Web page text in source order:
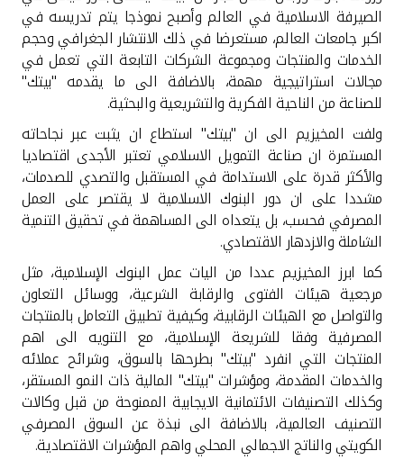
تركيا
مصر
المملكة المتحدة
مملكة البحرين
الصيرفة الاسلامية في العالم وأصبح نموذجا يتم تدريسه في
اكبر جامعات العالم، مستعرضا في ذلك الانتشار الجغرافي وحجم
الخدمات والمنتجات ومجموعة الشركات التابعة التي تعمل في
مجالات استراتيجية مهمة، بالاضافة الى ما يقدمه "بيتك"
للصناعة من الناحية الفكرية والتشريعية والبحثية.
ولفت المخيزيم الى ان "بيتك" استطاع ان يثبت عبر نجاحاته
المستمرة ان صناعة التمويل الاسلامي تعتبر الأجدى اقتصاديا
والأكثر قدرة على الاستدامة في المستقبل والتصدي للصدمات،
مشددا على ان دور البنوك الاسلامية لا يقتصر على العمل
المصرفي فحسب، بل يتعداه الى المساهمة في تحقيق التنمية
الشاملة والازدهار الاقتصادي.
كما ابرز المخيزيم عددا من اليات عمل البنوك الإسلامية، مثل
مرجعية هيئات الفتوى والرقابة الشرعية، ووسائل التعاون
والتواصل مع الهيئات الرقابية، وكيفية تطبيق التعامل بالمنتجات
المصرفية وفقا للشريعة الإسلامية، مع التنويه الى اهم
المنتجات التي انفرد "بيتك" بطرحها بالسوق، وشرائح عملائه
والخدمات المقدمة، ومؤشرات "بيتك" المالية ذات النمو المستقر،
وكذلك التصنيفات الائتمانية الايجابية الممنوحة من قبل وكالات
التصنيف العالمية، بالاضافة الى نبذة عن السوق المصرفي
الكويتي والناتج الاجمالي المحلي واهم المؤشرات الاقتصادية.